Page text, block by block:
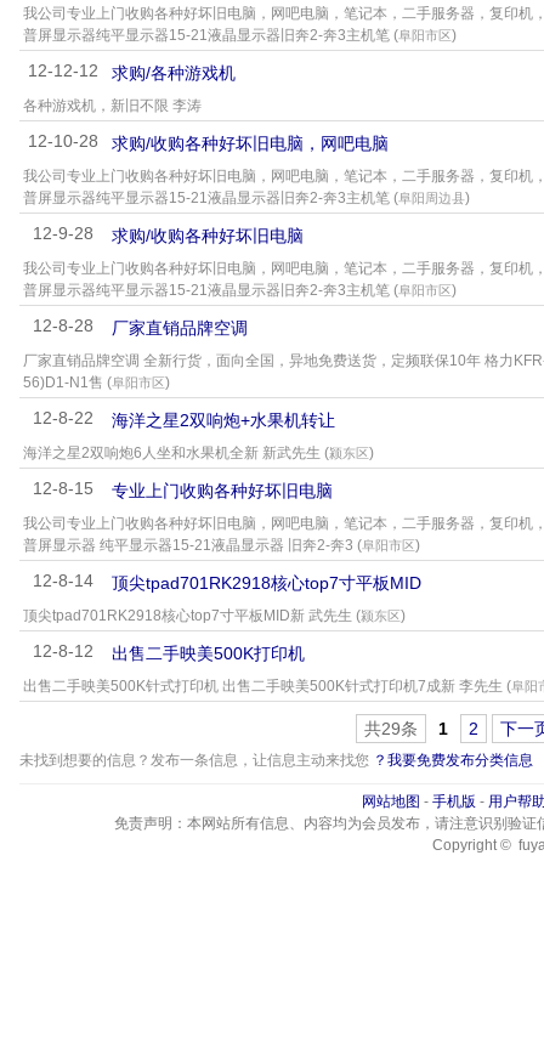
我公司专业上门收购各种好坏旧电脑，网吧电脑，笔记本，二手服务器，复印
普屏显示器纯平显示器15-21液晶显示器旧奔2-奔3主机笔 (阜阳市区)
12-12-12 求购/各种游戏机
各种游戏机，新旧不限 李涛
12-10-28 求购/收购各种好坏旧电脑，网吧电脑
我公司专业上门收购各种好坏旧电脑，网吧电脑，笔记本，二手服务器，复印
普屏显示器纯平显示器15-21液晶显示器旧奔2-奔3主机笔 (阜阳周边县)
12-9-28 求购/收购各种好坏旧电脑
我公司专业上门收购各种好坏旧电脑，网吧电脑，笔记本，二手服务器，复印
普屏显示器纯平显示器15-21液晶显示器旧奔2-奔3主机笔 (阜阳市区)
12-8-28 厂家直销品牌空调
厂家直销品牌空调 全新行货，面向全国，异地免费送货，定频联保10年 格力
56)D1-N1售 (阜阳市区)
12-8-22 海洋之星2双响炮+水果机转让
海洋之星2双响炮6人坐和水果机全新 新武先生 (颍东区)
12-8-15 专业上门收购各种好坏旧电脑
我公司专业上门收购各种好坏旧电脑，网吧电脑，笔记本，二手服务器，复印
普屏显示器 纯平显示器15-21液晶显示器 旧奔2-奔3 (阜阳市区)
12-8-14 顶尖tpad701RK2918核心top7寸平板MID
顶尖tpad701RK2918核心top7寸平板MID新 武先生 (颍东区)
12-8-12 出售二手映美500K打印机
出售二手映美500K针式打印机 出售二手映美500K针式打印机7成新 李先生 (阜阳
共29条 1 2 下一
未找到想要的信息？发布一条信息，让信息主动来找您 ？我要免费发布分类信息
网站地图 - 手机版 - 用户帮
免责声明：本网站所有信息、内容均为会员发布，请注意识别验
Copyright ©